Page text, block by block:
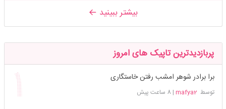
بیشتر ببینید
پربازدیدترین تاپیک های امروز
برا برادر شوهر امشب رفتن خاستگاری
توسط mafya2
|8 ساعت پیش